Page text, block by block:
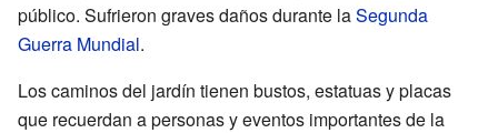
público. Sufrieron graves daños durante laSegunda
Guerra Mundial.
Los caminos del jardín tienen bustos, estatuas y placas
que recuerdan a personas y eventos importantes de la